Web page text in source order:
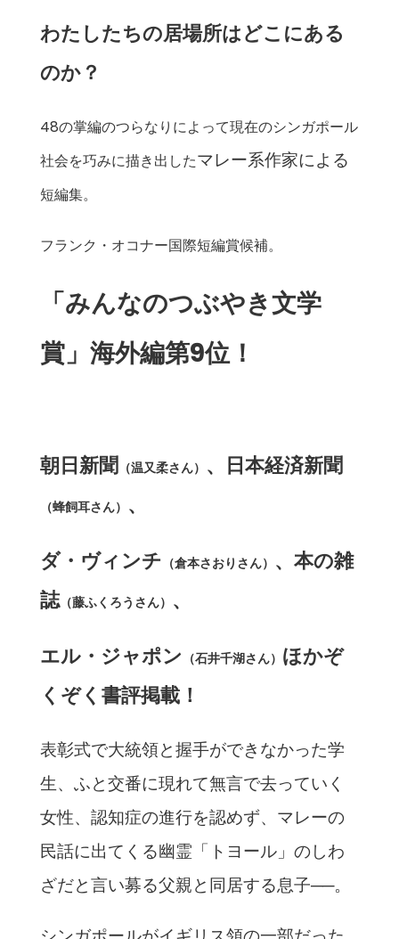
わたしたちの居場所はどこにある
のか？
48の掌編のつらなりによって現在のシンガポール
社会を巧みに描き出したマレー系作家による
短編集。
フランク・オコナー国際短編賞候補。
「みんなのつぶやき文学
賞」海外編第9位！
朝日新聞 （温又柔さん） 、日本経済新聞
（蜂飼耳さん） 、
ダ・ヴィンチ （倉本さおりさん） 、 本の雑
誌（藤ふくろうさん） 、
エル・ジャポン （石井千湖さん） ほかぞ
くぞく書評掲載！
表彰式で大統領と握手ができなかった学
生、ふと交番に現れて無言で去っていく
女性、認知症の進行を認めず、マレーの
民話に出てくる幽霊「トヨール」のしわ
ざだと言い募る父親と同居する息子──。